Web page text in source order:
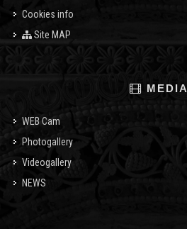
Cookies info
Site MAP
MEDIA
WEB Cam
Photogallery
Videogallery
NEWS